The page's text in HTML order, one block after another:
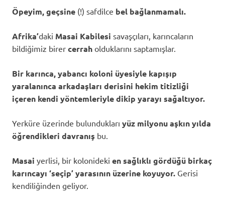
Öpeyim, geçsine (!) safdilce bel bağlanmamalı.
Afrika’daki Masai Kabilesi savaşçıları, karıncaların
bildiğimiz birer cerrah olduklarını saptamışlar.
Bir karınca, yabancı koloni üyesiyle kapışıp
yaralanınca arkadaşları derisini hekim titizliği
içeren kendi yöntemleriyle dikip yarayı sağaltıyor.
Yerküre üzerinde bulundukları yüz milyonu aşkın yılda
öğrendikleri davranış bu.
Masai yerlisi, bir kolonideki en sağlıklı gördüğü birkaç
karıncayı ‘seçip’ yarasının üzerine koyuyor. Gerisi
kendiliğinden geliyor.